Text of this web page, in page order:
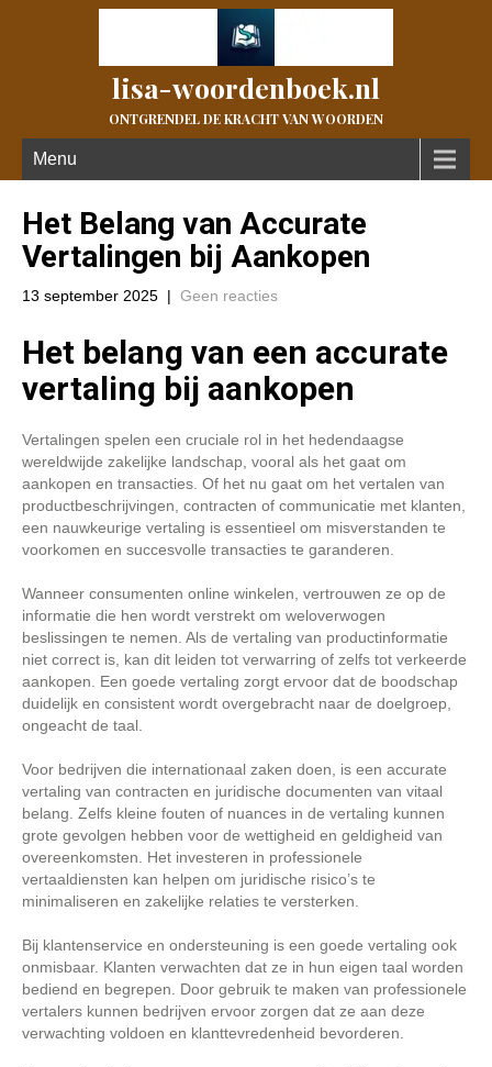
lisa-woordenboek.nl
ONTGRENDEL DE KRACHT VAN WOORDEN
Menu
Het Belang van Accurate
Vertalingen bij Aankopen
13 september 2025 | Geen reacties
Het belang van een accurate
vertaling bij aankopen
Vertalingen spelen een cruciale rol in het hedendaagse
wereldwijde zakelijke landschap, vooral als het gaat om
aankopen en transacties. Of het nu gaat om het vertalen van
productbeschrijvingen, contracten of communicatie met klanten,
een nauwkeurige vertaling is essentieel om misverstanden te
voorkomen en succesvolle transacties te garanderen.
Wanneer consumenten online winkelen, vertrouwen ze op de
informatie die hen wordt verstrekt om weloverwogen
beslissingen te nemen. Als de vertaling van productinformatie
niet correct is, kan dit leiden tot verwarring of zelfs tot verkeerde
aankopen. Een goede vertaling zorgt ervoor dat de boodschap
duidelijk en consistent wordt overgebracht naar de doelgroep,
ongeacht de taal.
Voor bedrijven die internationaal zaken doen, is een accurate
vertaling van contracten en juridische documenten van vitaal
belang. Zelfs kleine fouten of nuances in de vertaling kunnen
grote gevolgen hebben voor de wettigheid en geldigheid van
overeenkomsten. Het investeren in professionele
vertaaldiensten kan helpen om juridische risico’s te
minimaliseren en zakelijke relaties te versterken.
Bij klantenservice en ondersteuning is een goede vertaling ook
onmisbaar. Klanten verwachten dat ze in hun eigen taal worden
bediend en begrepen. Door gebruik te maken van professionele
vertalers kunnen bedrijven ervoor zorgen dat ze aan deze
verwachting voldoen en klanttevredenheid bevorderen.